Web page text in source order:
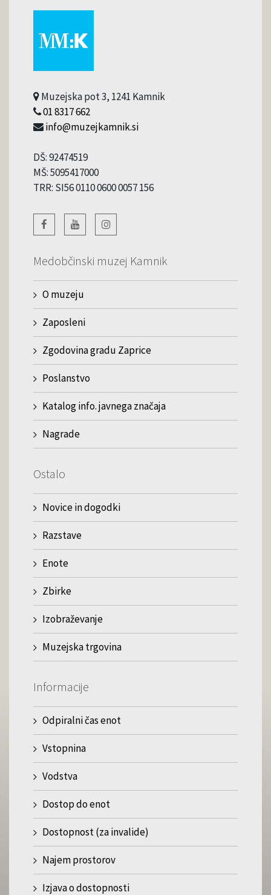
Muzejska pot 3, 1241 Kamnik
01 8317 662
info@muzejkamnik.si
DŠ: 92474519
MŠ: 5095417000
TRR: SI56 0110 0600 0057 156
Medobčinski muzej Kamnik
O muzeju
Zaposleni
Zgodovina gradu Zaprice
Poslanstvo
Katalog info. javnega značaja
Nagrade
Ostalo
Novice in dogodki
Razstave
Enote
Zbirke
Izobraževanje
Muzejska trgovina
Informacije
Odpiralni čas enot
Vstopnina
Vodstva
Dostop do enot
Dostopnost (za invalide)
Najem prostorov
Izjava o dostopnosti